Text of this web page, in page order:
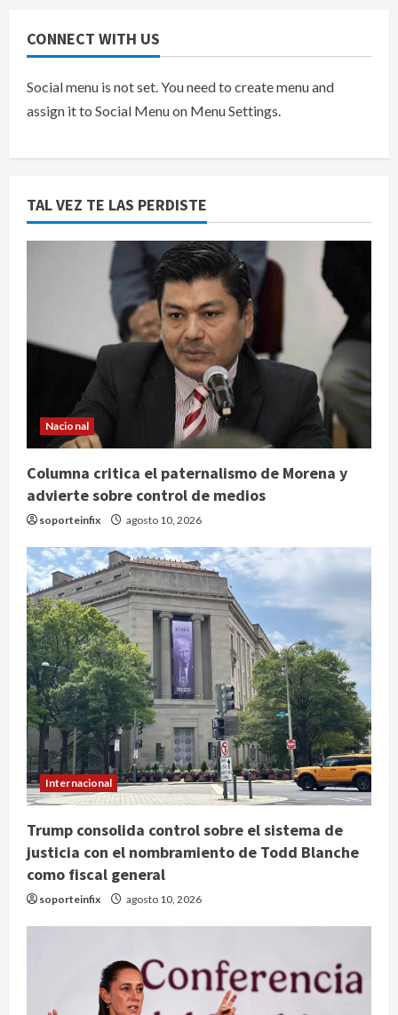
CONNECT WITH US
Social menu is not set. You need to create menu and
assign it to Social Menu on Menu Settings.
TAL VEZ TE LAS PERDISTE
Nacional
Columna critica el paternalismo de Morena y
advierte sobre control de medios
soporteinfix agosto 10, 2026
Internacional
Trump consolida control sobre el sistema de
justicia con el nombramiento de Todd Blanche
como fiscal general
soporteinfix agosto 10, 2026